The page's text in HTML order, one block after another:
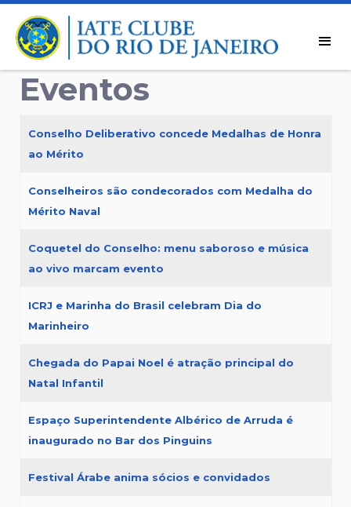
Eventos
Título
Conselho Deliberativo concede Medalhas de Honra
ao Mérito
Conselheiros são condecorados com Medalha do
Mérito Naval
Coquetel do Conselho: menu saboroso e música
ao vivo marcam evento
ICRJ e Marinha do Brasil celebram Dia do
Marinheiro
Chegada do Papai Noel é atração principal do
Natal Infantil
Espaço Superintendente Albérico de Arruda é
inaugurado no Bar dos Pinguins
Festival Árabe anima sócios e convidados